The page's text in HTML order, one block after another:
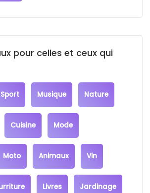
pour celles et ceux qui
Sport Musique Nature
Cuisine Mode
Moto Animaux Vin
Livres Jardinage